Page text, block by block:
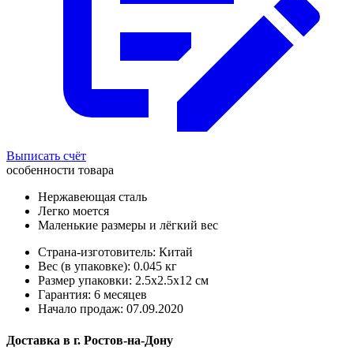
Выписать счёт
особенности товара
Нержавеющая сталь
Легко моется
Маленькие размеры и лёгкий вес
Страна-изготовитель: Китай
Вес (в упаковке): 0.045 кг
Размер упаковки: 2.5x2.5x12 см
Гарантия: 6 месяцев
Начало продаж: 07.09.2020
Доставка в г. Ростов-на-Дону